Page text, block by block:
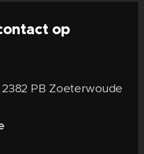
op
PB Zoeterwoude